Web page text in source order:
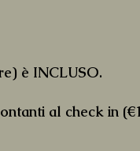
è INCLUSO.
al check in